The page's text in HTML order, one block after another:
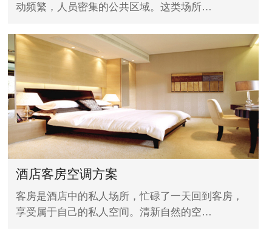
动频繁，人员密集的公共区域。这类场所…
酒店客房空调方案
客房是酒店中的私人场所，忙碌了一天回到客房，
享受属于自己的私人空间。清新自然的空…